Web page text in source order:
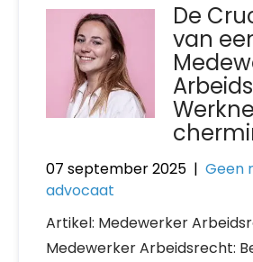
De
van
07 september 2025 | Geen
advocaat
Artikel: Medewerker
Medewerker Arbeidsrecht: